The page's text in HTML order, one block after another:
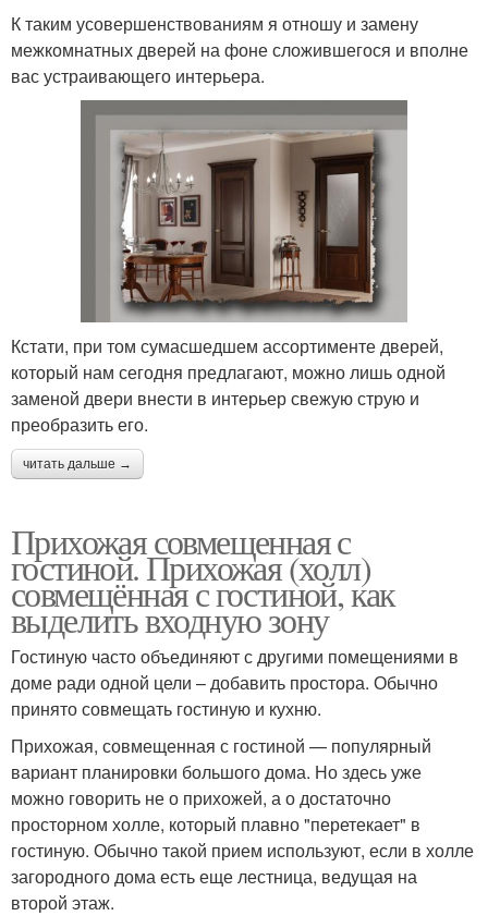
К таким усовершенствованиям я отношу и замену
межкомнатных дверей на фоне сложившегося и вполне
вас устраивающего интерьера.
Кстати, при том сумасшедшем ассортименте дверей,
который нам сегодня предлагают, можно лишь одной
заменой двери внести в интерьер свежую струю и
преобразить его.
читать дальше →
Прихожая совмещенная с
гостиной. Прихожая (холл)
совмещённая с гостиной, как
выделить входную зону
Гостиную часто объединяют с другими помещениями в
доме ради одной цели – добавить простора. Обычно
принято совмещать гостиную и кухню.
Прихожая, совмещенная с гостиной — популярный
вариант планировки большого дома. Но здесь уже
можно говорить не о прихожей, а о достаточно
просторном холле, который плавно "перетекает" в
гостиную. Обычно такой прием используют, если в холле
загородного дома есть еще лестница, ведущая на
второй этаж.